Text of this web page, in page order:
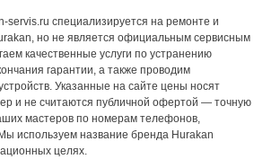
servis.ru специализируется на ремонте и
но не является официальным сервисным
качественные услуги по устранению
гарантии, а также проводим
Указанные на сайте цены носят
и не считаются публичной офертой — точную
мастеров по номерам телефонов,
используем название бренда Hurakan
целях.